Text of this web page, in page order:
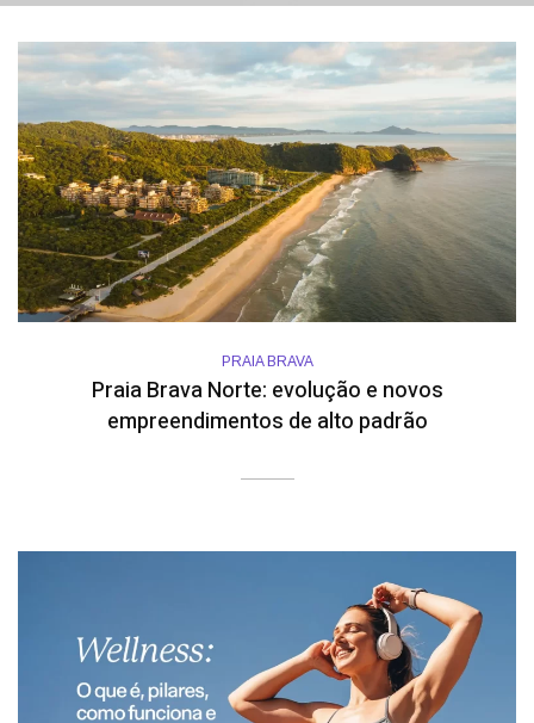
PRAIA BRAVA
Praia Brava Norte: evolução e novos
empreendimentos de alto padrão